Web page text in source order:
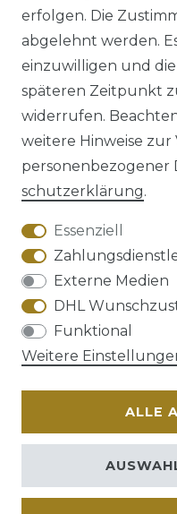
Impressum
AGB
erfolgen. Die
abgelehnt werden.
einzuwilligen und
späteren Zeitpunkt
widerrufen.
weitere Hinweise
personenbezogener
schutz­erklärung.
Essenziell
Externe Medien
DHL
Funktional
Weitere
ALLE